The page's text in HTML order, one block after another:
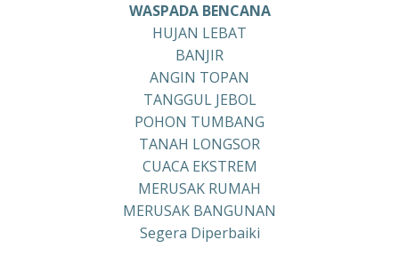
WASPADA BENCANA
HUJAN LEBAT
BANJIR
ANGIN TOPAN
TANGGUL JEBOL
POHON TUMBANG
TANAH LONGSOR
CUACA EKSTREM
MERUSAK RUMAH
MERUSAK BANGUNAN
Segera Diperbaiki